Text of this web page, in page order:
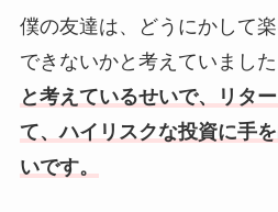
僕の友達は、どうにかして
できないかと考えていました
と考えているせいで、リタ
て、ハイリスクな投資に手
いです。